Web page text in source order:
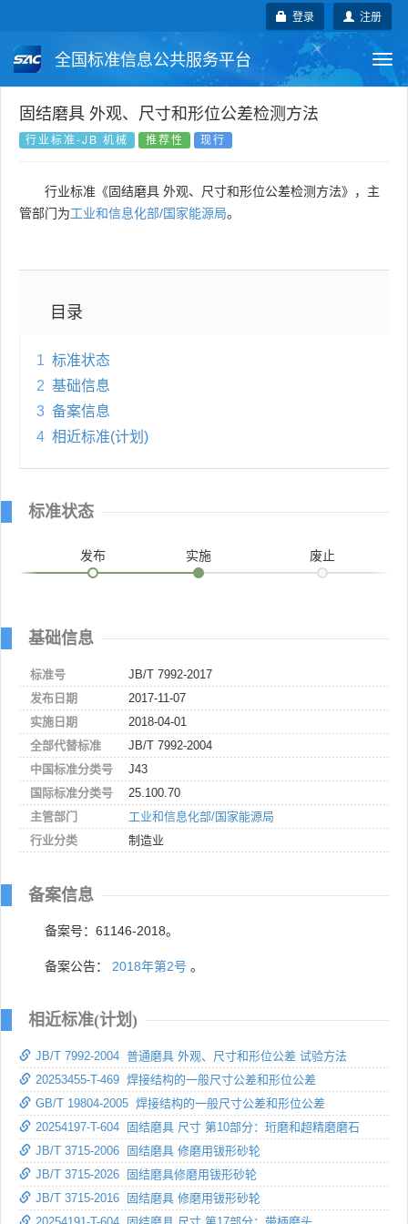
注册
登录
全国标准信息公共服务平台
国家标准 行业标准 地方标准
国外标准 技术委员会
固结磨具 外观、尺寸和形位公差检测方法
行业标准-JB 机械 推荐性 现行
行业标准《固结磨具 外观、尺寸和形位公差检测方法》，主
管部门为工业和信息化部/国家能源局。
目录
1 标准状态
2 基础信息
3 备案信息
4 相近标准(计划)
标准状态
发布 实施 废止
基础信息
标准号
JB/T 7992-2017
发布日期
2017-11-07
实施日期
2018-04-01
全部代替标准
JB/T 7992-2004
中国标准分类号
J43
国际标准分类号
25.100.70
主管部门
工业和信息化部/国家能源局
行业分类
制造业
备案信息
备案号：61146-2018。
备案公告： 2018年第2号 。
相近标准(计划)
JB/T 7992-2004 普通磨具 外观、尺寸和形位公差 试验方法
20253455-T-469 焊接结构的一般尺寸公差和形位公差
GB/T 19804-2005 焊接结构的一般尺寸公差和形位公差
20254197-T-604 固结磨具 尺寸 第10部分：珩磨和超精磨磨石
JB/T 3715-2006 固结磨具 修磨用钹形砂轮
JB/T 3715-2026 固结磨具修磨用钹形砂轮
JB/T 3715-2016 固结磨具 修磨用钹形砂轮